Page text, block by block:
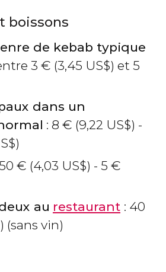
boissons
de kebab typique
3 € (3,45 US$) et 5
dans un
: 8 € (9,22 US$) -
)
€ (4,03 US$) - 5 €
au restaurant : 40
) (sans vin)